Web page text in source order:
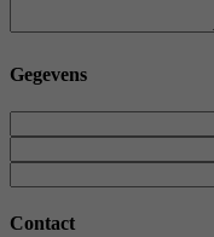
Gegevens
Contact